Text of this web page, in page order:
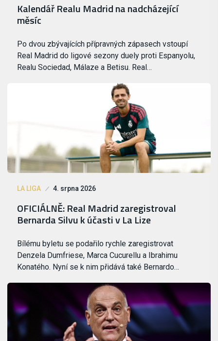
Kalendář Realu Madrid na nadcházející
měsíc
Po dvou zbývajících přípravných zápasech vstoupí
Real Madrid do ligové sezony duely proti Espanyolu,
Realu Sociedad, Málaze a Betisu. Real…
LA LIGA 4. srpna 2026
OFICIÁLNĚ: Real Madrid zaregistroval
Bernarda Silvu k účasti v La Lize
Bílému byletu se podařilo rychle zaregistrovat
Denzela Dumfriese, Marca Cucurellu a Ibrahimu
Konatého. Nyní se k nim přidává také Bernardo…